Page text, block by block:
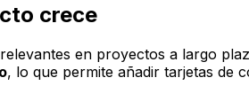
crece
en proyectos a largo
, lo que permite añadir tarjetas de